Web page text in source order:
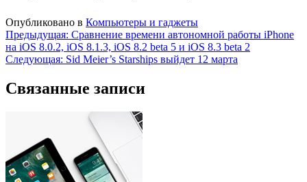
Опубликовано в Компьютеры и гаджеты
Навигация
по
Предыдущая: Сравнение времени автономной работы iPhone
на iOS 8.0.2, iOS 8.1.3, iOS 8.2 beta 5 и iOS 8.3 beta 2
Следующая: Sid Meier’s Starships выйдет 12 марта
Связанные записи